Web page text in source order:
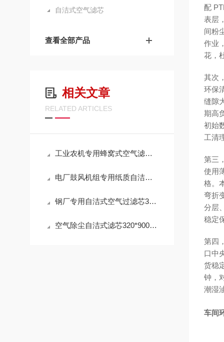
自洁式空气滤芯
查看全部产品
相关文章
RELATED ARTICLES
工业农机专用蜂窝式空气滤芯AL172781技术参数
电厂鼓风机组专用纸质自洁式空气滤芯320*900选购指南
钢厂专用自洁式空气过滤芯320*900mm操作使用
空气除尘自洁式滤芯320*900mm 性能
配
表层
间粉
作业
花，
其次
环保
缝隙
期高
初始
工清
第三
使用
格。
弯折
分层
稳定
第四
口中
货稳
钟，
潮湿
车间